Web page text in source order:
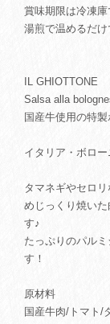
賞味期限は冷凍庫
湯煎で温めるだ
IL GHIOTTONE
Salsa alla
国産牛使用の特
イタリア・ボロ
タマネギやセロ
めじっくり焼い
す♪
たっぷりのパル
す！
原材料
国産牛肉/トマト/